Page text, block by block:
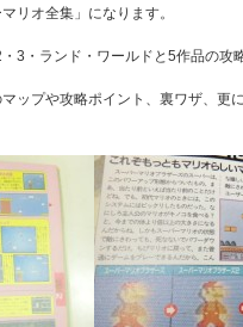
リオ全集」になります。
3・ランド・ワールドと5作品の攻
ップや攻略ポイント、裏ワザ、更